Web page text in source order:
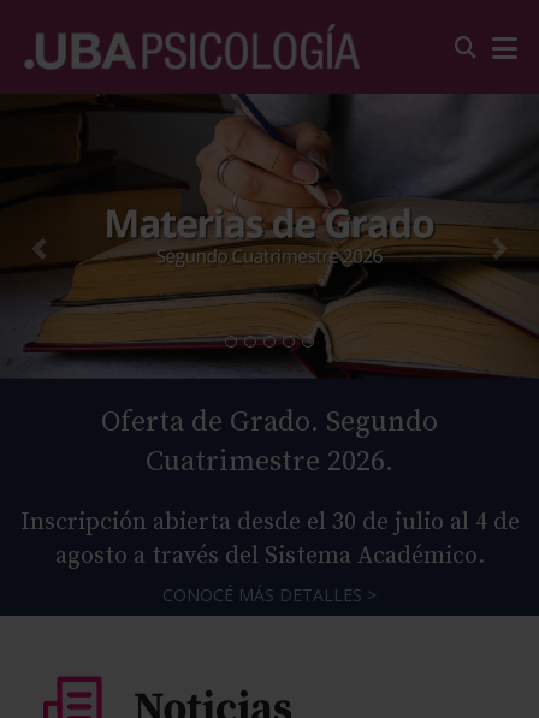
Oferta de Grado. Segundo
Cuatrimestre 2026.
Inscripción abierta desde el 30 de julio al 4 de
agosto a través del Sistema Académico.
CONOCÉ MÁS DETALLES >